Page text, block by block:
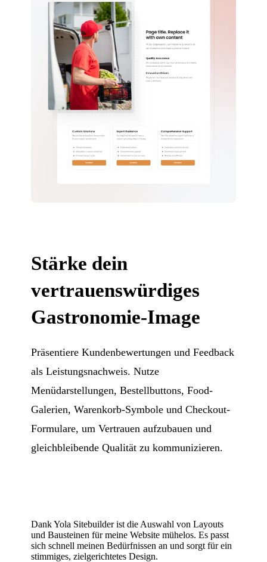
Stärke dein
vertrauenswürdiges
Gastronomie-Image
Präsentiere Kundenbewertungen und Feedback
als Leistungsnachweis. Nutze
Menüdarstellungen, Bestellbuttons, Food-
Galerien, Warenkorb-Symbole und Checkout-
Formulare, um Vertrauen aufzubauen und
gleichbleibende Qualität zu kommunizieren.
Dank Yola Sitebuilder ist die Auswahl von Layouts
und Bausteinen für meine Website mühelos. Es passt
sich schnell meinen Bedürfnissen an und sorgt für ein
stimmiges, zielgerichtetes Design.